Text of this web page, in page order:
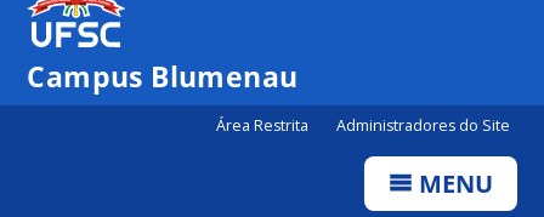
Campus Blumenau
Área Restrita Administradores do Site
MENU